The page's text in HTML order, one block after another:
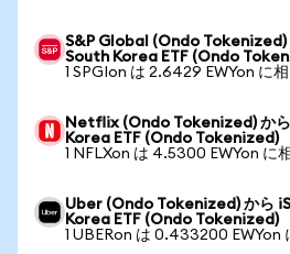
S&P Global (Ondo Tokenized)
South Korea ETF (Ondo
1 SPGIon は 2.6429 EWYon に相
Netflix (Ondo Tokenized) か
Korea ETF (Ondo Tokenized)
1 NFLXon は 4.5300 EWYon に
Uber (Ondo Tokenized) から
Korea ETF (Ondo Tokenized)
1 UBERon は 0.433200 EWYon